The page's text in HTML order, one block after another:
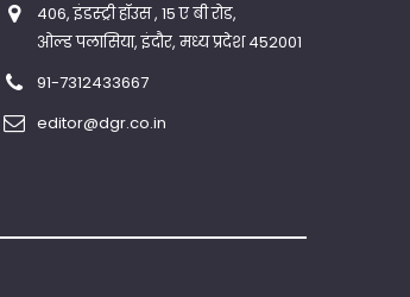
406, इंडस्ट्री हॉउस , 15 ए बी रोड,
ओल्ड पलासिया, इंदौर, मध्य प्रदेश 452001
91-7312433667
editor@dgr.co.in